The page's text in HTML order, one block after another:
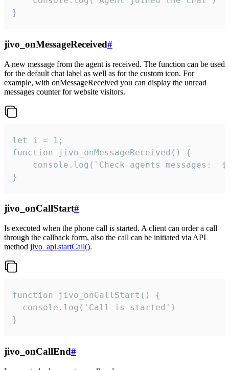
}
jivo_onMessageReceived#
A new message from the agent is received. The function can be used
for the default chat label as well as for the custom icon. For
example, with onMessageReceived you can display the unread
messages counter for website visitors.
let i = 1;
function jivo_onMessageReceived() {
}
jivo_onCallStart#
Is executed when the phone call is started. A client can order a call
through the callback form, also the call can be initiated via API
method jivo_api.startCall().
function jivo_onCallStart() {
  console.log('Call is started')
}
jivo_onCallEnd#